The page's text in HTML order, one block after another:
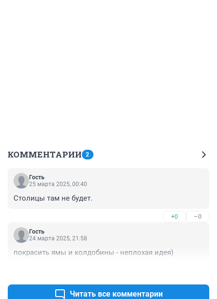
КОММЕНТАРИИ 2
Гость
25 марта 2025, 00:40
Столицы там не будет.
+0 –0
Гость
24 марта 2025, 21:58
покрасить ямы и колдобины - неплохая идея)
Читать все комментарии